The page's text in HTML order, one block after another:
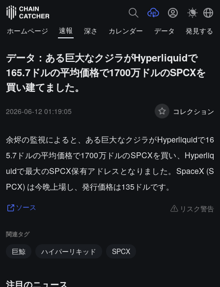
ホームページ 速報 深さ カレンダー データ 発見する
データ：ある巨大なクジラがHyperliquidで
165.7ドルの平均価格で1700万ドルのSPCXを
買い建てました。
2026-06-12 01:19:05 コレクション
余烬の監視によると、ある巨大なクジラがHyperliquidで16
5.7ドルの平均価格で1700万ドルのSPCXを買い、Hyperliq
uidで最大のSPCX保有アドレスとなりました。SpaceX (S
PCX) は今晩上場し、発行価格は135ドルです。
ソース リスク警告
関連タグ
巨鯨 ハイパーリキッド SPCX